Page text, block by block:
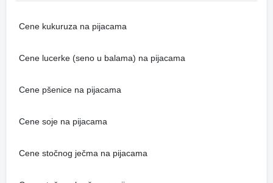
Cene kukuruza na pijacama
Cene lucerke (seno u balama) na pijacama
Cene pšenice na pijacama
Cene soje na pijacama
Cene stočnog ječma na pijacama